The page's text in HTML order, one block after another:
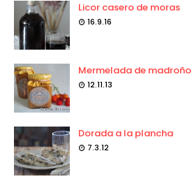
Licor casero de moras
16.9.16
Mermelada de madroño
12.11.13
Dorada a la plancha
7.3.12